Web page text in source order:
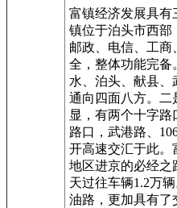
富镇经济发展具有
镇位于泊头市西部
邮政、电信、工商
全，整体功能完备
水、泊头、献县、
通向四面八方。二
显，有两个十字
路口，武港路、
开高速交汇于此。
地区进京的必经之
天过往车辆1.2万
油路，更加具有了